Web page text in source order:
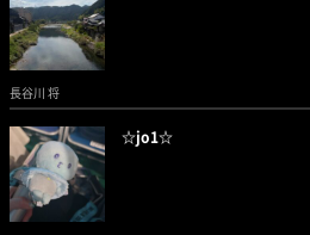
長谷川 将
☆jo1☆